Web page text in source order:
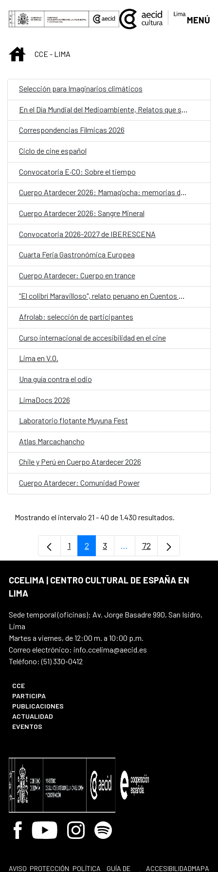
Saltar al contenido principal
MENÚ
INICIOCCE - LIMA
Selección para Imaginarios climáticos
Correspondencias Fílmicas 2026
Ciclo de cine español
Convocatoria E·CO: Sobre el tiempo
Cuerpo Atardecer 2026: Mamaq’ocha: memorias de agua
Cuerpo Atardecer 2026: Sangre Mineral
Convocatoria 2026-2027 de IBERESCENA
Cuarta Feria Gastronómica Europea
Cuerpo Atardecer: Cuerpo en trance
“El colibrí Maravilloso", relato peruano en Cuentos en Red 2026
Afrolab: selección de participantes
Curso internacional de accesibilidad en el cine
Lima en V.O.
Una guía contra el odio
LimaDocs 2026
Laboratorio flotante Muyuna Fest
Atlas Marcachancho
Chile y Perú en Cuerpo Atardecer 2026
Cuerpo Atardecer: Comunidad Power
Mostrando el intervalo 21 - 40 de 1.430 resultados.
Página
1 Página
2 Página
3 ...Páginas intermedias
Página
72
CCELIMA | CENTRO CULTURAL DE ESPAÑA EN
LIMA
Sede temporal (oficinas): Av. Jorge Basadre 990, San Isidro,
Lima
Martes a viernes, de 12:00 m. a 10:00 p.m.
Correo electrónico: info.ccelima@aecid.es
Teléfono: (51) 330-0412
CCE
PARTICIPA
PUBLICACIONES
ACTUALIDAD
EVENTOS
Facebook
Youtube InstagramSpotify
AVISO PROTECCIÓN POLÍTICA
GUÍA DE
ACCESIBILIDADMAPA